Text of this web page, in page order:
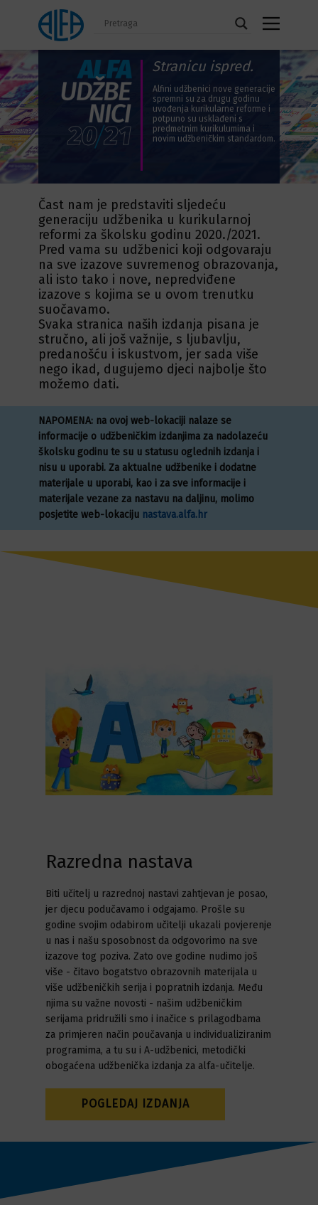
Stranicu ispred.
Alfini udžbenici nove generacije
spremni su za drugu godinu
uvođenja kurikularne reforme i
potpuno su usklađeni s
predmetnim kurikulumima i
novim udžbeničkim standardom.
Čast nam je predstaviti sljedeću
generaciju udžbenika u kurikularnoj
reformi za školsku godinu 2020./2021.
Pred vama su udžbenici koji odgovaraju
na sve izazove suvremenog obrazovanja,
ali isto tako i nove, nepredviđene
izazove s kojima se u ovom trenutku
suočavamo.
Svaka stranica naših izdanja pisana je
stručno, ali još važnije, s ljubavlju,
predanošću i iskustvom, jer sada više
nego ikad, dugujemo djeci najbolje što
možemo dati.
NAPOMENA: na ovoj web-lokaciji nalaze se
informacije o udžbeničkim izdanjima za nadolazeću
školsku godinu te su u statusu oglednih izdanja i
nisu u uporabi. Za aktualne udžbenike i dodatne
materijale u uporabi, kao i za sve informacije i
materijale vezane za nastavu na daljinu, molimo
posjetite web-lokaciju nastava.alfa.hr
Razredna nastava
Biti učitelj u razrednoj nastavi zahtjevan je posao,
jer djecu podučavamo i odgajamo. Prošle su
godine svojim odabirom učitelji ukazali povjerenje
u nas i našu sposobnost da odgovorimo na sve
izazove tog poziva. Zato ove godine nudimo još
više - čitavo bogatstvo obrazovnih materijala u
više udžbeničkih serija i popratnih izdanja. Među
njima su važne novosti - našim udžbeničkim
serijama pridružili smo i inačice s prilagodbama
za primjeren način poučavanja u individualiziranim
programima, a tu su i A-udžbenici, metodički
obogaćena udžbenička izdanja za alfa-učitelje.
POGLEDAJ IZDANJA